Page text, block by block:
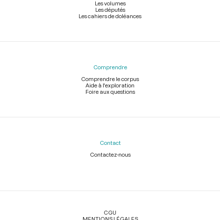
Les volumes
Les députés
Les cahiers de doléances
Comprendre
Comprendre le corpus
Aide à l'exploration
Foire aux questions
Contact
Contactez-nous
Légal
CGU